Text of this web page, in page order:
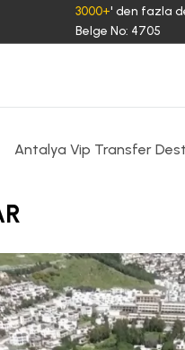
3000+' den fazla
Belge No: 4705
Antalya Vip Transfer